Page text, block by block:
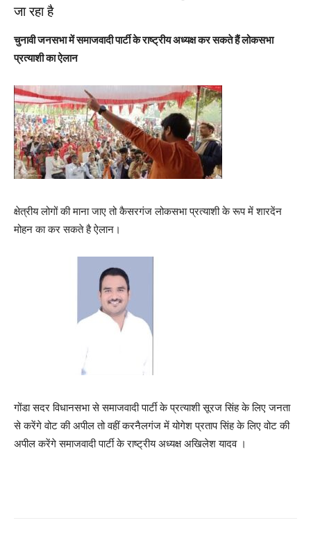
जा रहा है
चुनावी जनसभा में समाजवादी पार्टी के राष्ट्रीय अध्यक्ष कर सकते हैं लोकसभा
प्रत्याशी का ऐलान
क्षेत्रीय लोगों की माना जाए तो कैसरगंज लोकसभा प्रत्याशी के रूप में शारदेंन
मोहन का कर सकते है ऐलान।
गोंडा सदर विधानसभा से समाजवादी पार्टी के प्रत्याशी सूरज सिंह के लिए जनता
से करेंगे वोट की अपील तो वहीं करनैलगंज में योगेश प्रताप सिंह के लिए वोट की
अपील करेंगे समाजवादी पार्टी के राष्ट्रीय अध्यक्ष अखिलेश यादव ।